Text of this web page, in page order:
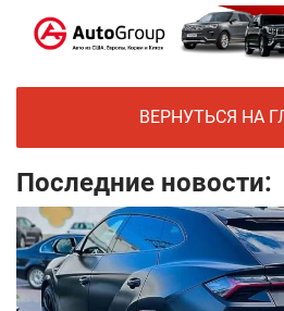
ВЕРНУТЬСЯ НА
Последние новости: